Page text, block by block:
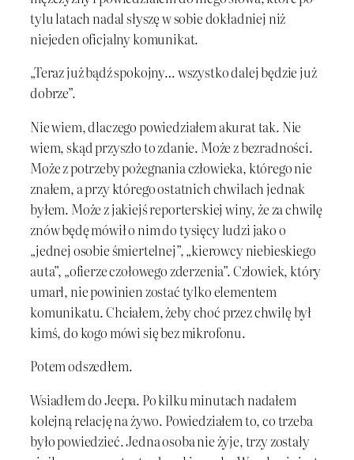
tylu latach nadal słyszę w sobie dokładniej niż
niejeden oficjalny komunikat.
„Teraz już bądź spokojny… wszystko dalej będzie już
dobrze”.
Nie wiem, dlaczego powiedziałem akurat tak. Nie
wiem, skąd przyszło to zdanie. Może z bezradności.
Może z potrzeby pożegnania człowieka, którego nie
znałem, a przy którego ostatnich chwilach jednak
byłem. Może z jakiejś reporterskiej winy, że za chwilę
znów będę mówił o nim do tysięcy ludzi jako o
„jednej osobie śmiertelnej”, „kierowcy niebieskiego
auta”, „ofierze czołowego zderzenia”. Człowiek, który
umarł, nie powinien zostać tylko elementem
komunikatu. Chciałem, żeby choć przez chwilę był
kimś, do kogo mówi się bez mikrofonu.
Potem odszedłem.
Wsiadłem do Jeepa. Po kilku minutach nadałem
kolejną relację na żywo. Powiedziałem to, co trzeba
było powiedzieć. Jedna osoba nie żyje, trzy zostały